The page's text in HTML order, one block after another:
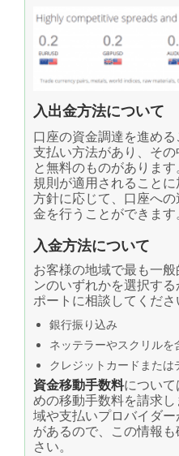
入出金方法について
口座の資金調達を進め
支払い方法があり、そ
と無料のものがありま
規則が適用されること
方針に応じて、口座へ
金を行うことができます
入金方法について
お客様の地域で最も一
ンのいずれかを選択す
ポートに相談してくださ
銀行振り込み
ネッテラーやスクリルを
クレジットカードまたは
資金移動手数料について
めの移動手数料を請求
域や支払いプロバイダ
があるので、この情報
さい。